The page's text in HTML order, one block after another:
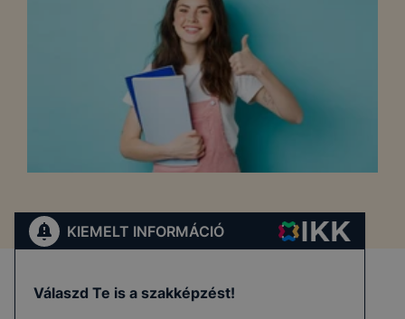
KIEMELT INFORMÁCIÓ
Válaszd Te is a szakképzést!